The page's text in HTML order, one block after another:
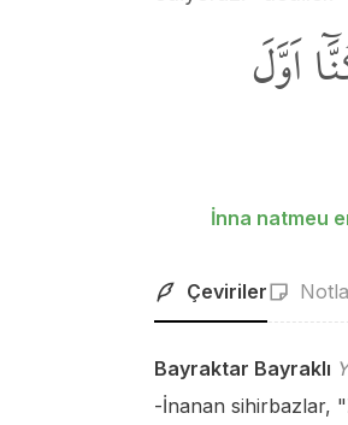
اَوَّلَ
İnna natmeu
Çeviriler
Bayraktar Bayraklı
-İnanan sihirbazlar,